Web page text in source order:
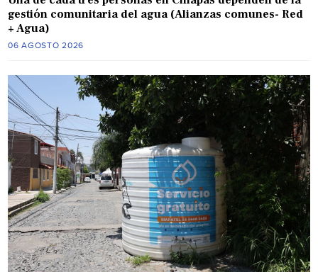
gestión comunitaria del agua (Alianzas comunes- Red
+ Agua)
06 AGOSTO 2026